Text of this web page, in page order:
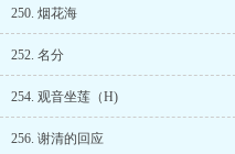
250. 烟花海
252. 名分
254. 观音坐莲（H)
256. 谢清的回应